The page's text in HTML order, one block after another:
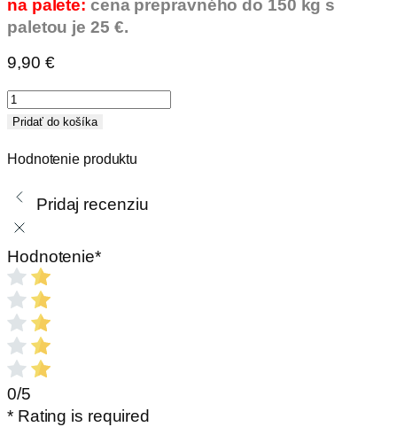
na palete: cena prepravného do 150 kg s
paletou je 25 €.
9,90 €
množstvo
Šamotová
klenbová
15%
Pridať do košíka
Hodnotenie produktu
Pridaj recenziu
Hodnotenie*
0/5
* Rating is required